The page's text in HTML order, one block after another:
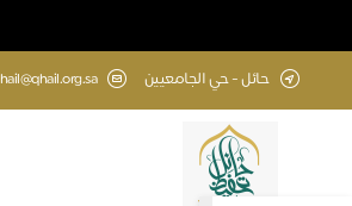
حائل - حي الجامعيين hail@qhail.org.sa